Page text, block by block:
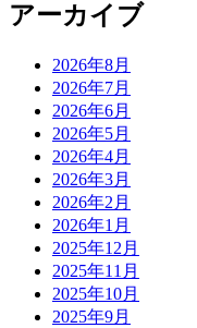
アーカイブ
2026年8月
2026年7月
2026年6月
2026年5月
2026年4月
2026年3月
2026年2月
2026年1月
2025年12月
2025年11月
2025年10月
2025年9月